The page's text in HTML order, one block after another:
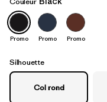
Black
Promo Promo Promo
Silhouette
Col rond